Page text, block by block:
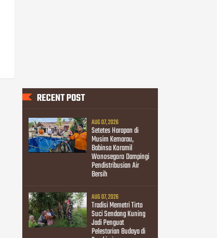
RECENT POST
AUG 07, 2026
Setetes Harapan di
Musim Kemarau,
Babinsa Koramil
Wonosegoro Dampingi
Pendistribusian Air
Bersih
AUG 07, 2026
Tradisi Memetri Tirto
Suci Sendang Kuning
Jadi Penguat
Pelestarian Budaya di